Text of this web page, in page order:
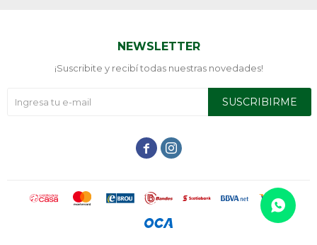
NEWSLETTER
¡Suscribite y recibí todas nuestras novedades!
SUSCRIBIRME
 